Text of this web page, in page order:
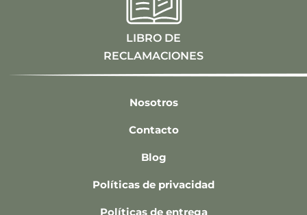
LIBRO DE
RECLAMACIONES
Nosotros
Contacto
Blog
Políticas de privacidad
Políticas de entrega